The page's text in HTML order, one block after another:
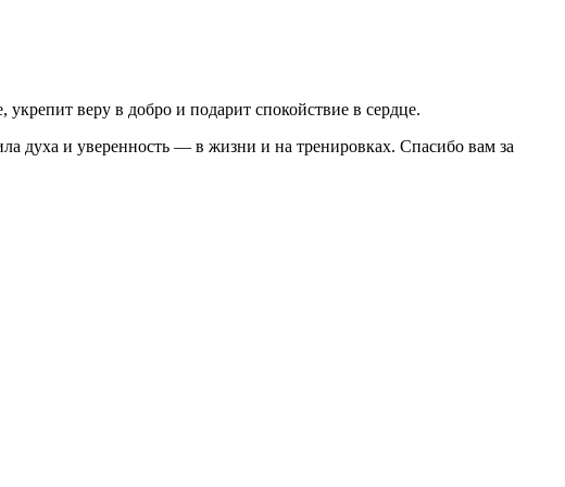
веру в добро и подарит спокойствие в сердце.
духа и уверенность — в жизни и на тренировках. Спасибо вам за